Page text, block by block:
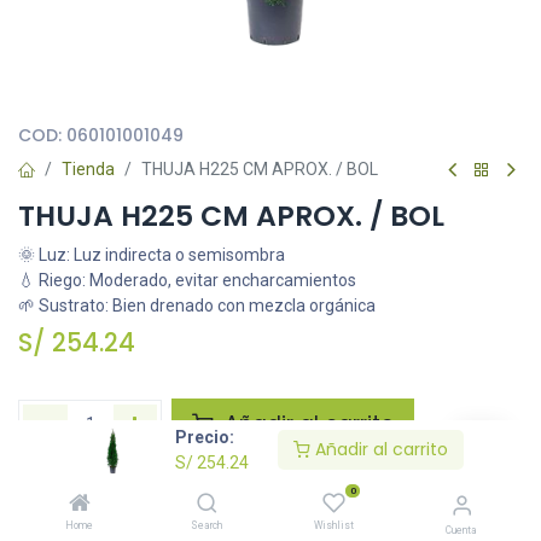
Precio:
S/ 254.24
Añadir al carrito
Home Search
0
Wishlist Cuenta
COD: 060101001049
Tienda THUJA H225 CM APROX. / BOL
THUJA H225 CM APROX. / BOL
🌞 Luz: Luz indirecta o semisombra
💧 Riego: Moderado, evitar encharcamientos
🌱 Sustrato: Bien drenado con mezcla orgánica
S/ 254.24
Añadir al carrito
Agregar a la lista de deseos